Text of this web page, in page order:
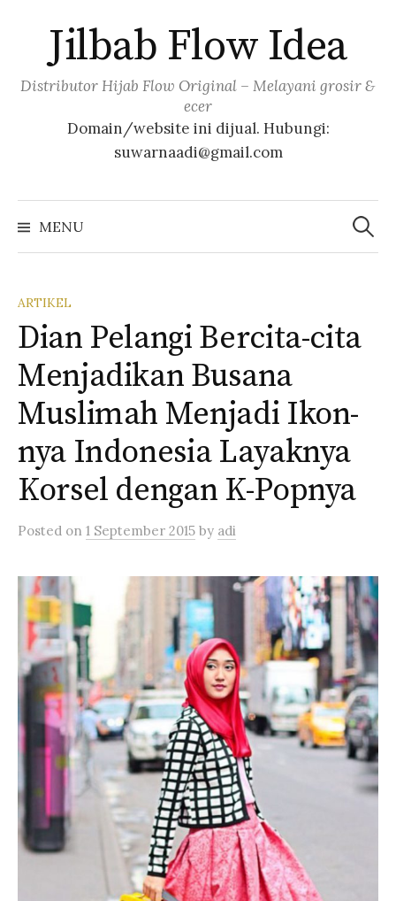
contentJilbab Flow Idea
Distributor Hijab Flow Original – Melayani grosir &
ecer
Domain/website ini dijual. Hubungi:
suwarnaadi@gmail.com
MENU
Cari
untuk:
ARTIKEL
Dian Pelangi Bercita-cita
Menjadikan Busana
Muslimah Menjadi Ikon-
nya Indonesia Layaknya
Korsel dengan K-Popnya
Posted on 1 September 2015 by adi